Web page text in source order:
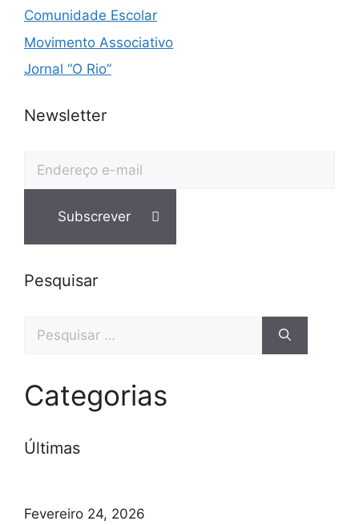
Comunidade Escolar
Movimento Associativo
Jornal “O Rio”
Newsletter
Pesquisar
Categorias
Últimas
Fevereiro 24, 2026